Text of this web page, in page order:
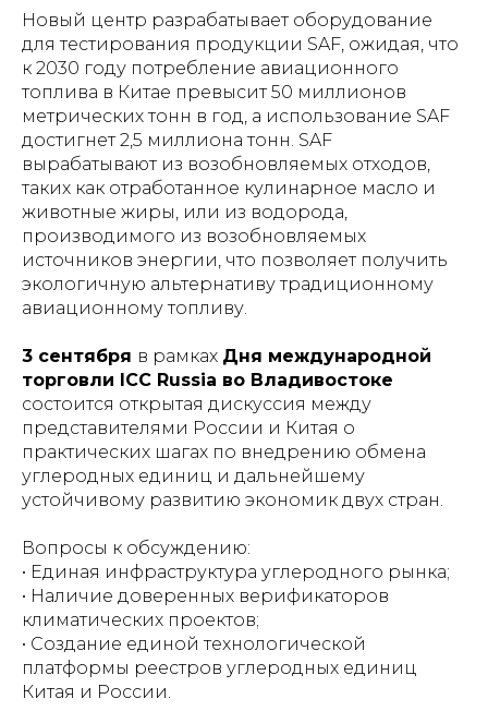
Новый центр разрабатывает оборудование
для тестирования продукции SAF, ожидая, что
к 2030 году потребление авиационного
топлива в Китае превысит 50 миллионов
метрических тонн в год, а использование SAF
достигнет 2,5 миллиона тонн. SAF
вырабатывают из возобновляемых отходов,
таких как отработанное кулинарное масло и
животные жиры, или из водорода,
производимого из возобновляемых
источников энергии, что позволяет получить
экологичную альтернативу традиционному
авиационному топливу.
3 сентября в рамках Дня международной
торговли ICC Russia во Владивостоке
состоится открытая дискуссия между
представителями России и Китая о
практических шагах по внедрению обмена
углеродных единиц и дальнейшему
устойчивому развитию экономик двух стран.
Вопросы к обсуждению:
• Единая инфраструктура углеродного рынка;
• Наличие доверенных верификаторов
климатических проектов;
• Создание единой технологической
платформы реестров углеродных единиц
Китая и России.